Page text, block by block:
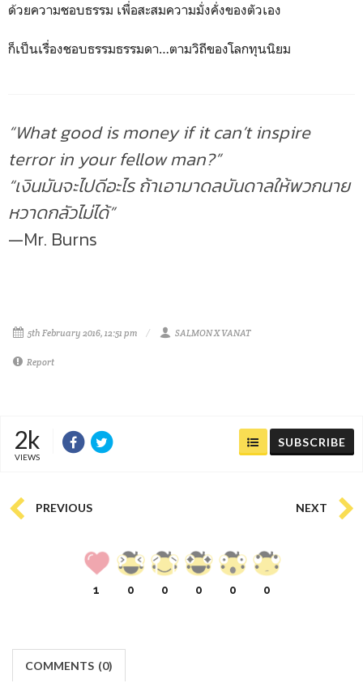
ด้วยความชอบธรรม เพื่อสะสมความมั่งคั่งของตัวเอง
ก็เป็นเรื่องชอบธรรมธรรมดา…ตามวิถีของโลกทุนนิยม
“What good is money if it can’t inspire
terror in your fellow man?”
“เงินมันจะไปดีอะไร ถ้าเอามาดลบันดาลให้พวกนาย
หวาดกลัวไม่ได้”
—Mr. Burns
5th February 2016, 12:51 pm SALMON X VANAT
Report
2k
VIEWS
SUBSCRIBE
PREVIOUS NEXT
1 0 0 0 0 0
COMMENTS (0)